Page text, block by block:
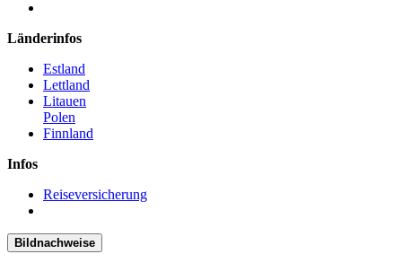
Länderinfos
Estland
Lettland
Litauen
Polen
Finnland
Infos
Reiseversicherung
Bildnachweise